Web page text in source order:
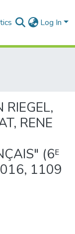
Log In
RENE
(6ᴱ
1109